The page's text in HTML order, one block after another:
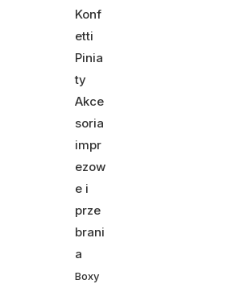
Konf
etti
Pinia
ty
Akce
soria
impr
ezow
e i
prze
brani
a
Boxy